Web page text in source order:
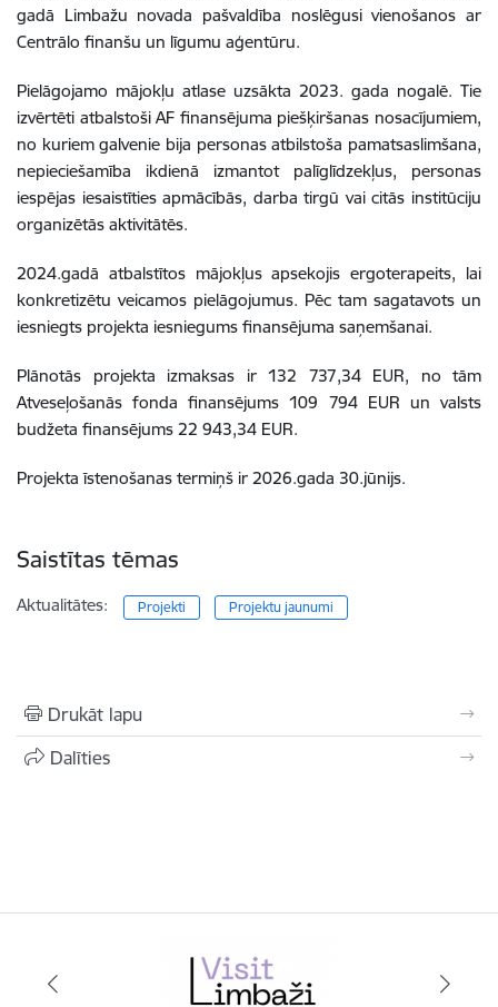
gadā Limbažu novada pašvaldība noslēgusi vienošanos ar
Centrālo finanšu un līgumu aģentūru.
Pielāgojamo mājokļu atlase uzsākta 2023. gada nogalē. Tie
izvērtēti atbalstoši AF finansējuma piešķiršanas nosacījumiem,
no kuriem galvenie bija personas atbilstoša pamatsaslimšana,
nepieciešamība ikdienā izmantot palīglīdzekļus, personas
iespējas iesaistīties apmācībās, darba tirgū vai citās institūciju
organizētās aktivitātēs.
2024.gadā atbalstītos mājokļus apsekojis ergoterapeits, lai
konkretizētu veicamos pielāgojumus. Pēc tam sagatavots un
iesniegts projekta iesniegums finansējuma saņemšanai.
Plānotās projekta izmaksas ir 132 737,34 EUR, no tām
Atveseļošanās fonda finansējums 109 794 EUR un valsts
budžeta finansējums 22 943,34 EUR.
Projekta īstenošanas termiņš ir 2026.gada 30.jūnijs.
Saistītas tēmas
Aktualitātes: Projekti Projektu jaunumi
Drukāt lapu
Dalīties